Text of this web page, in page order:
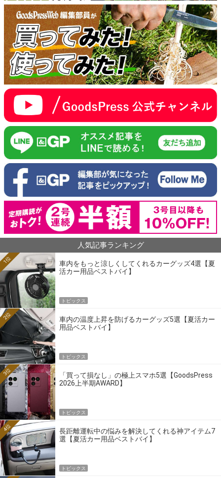
人気記事ランキング
車内をもっと涼しくしてくれるカーグッズ4選【夏
活カー用品ベストバイ】
1位
トピックス
車内の温度上昇を防げるカーグッズ5選【夏活カー
用品ベストバイ】
2位
トピックス
「買って損なし」の極上スマホ5選【GoodsPress
2026上半期AWARD】
3位
トピックス
長距離運転中の悩みを解決してくれる神アイテム7
選【夏活カー用品ベストバイ】
4位
トピックス